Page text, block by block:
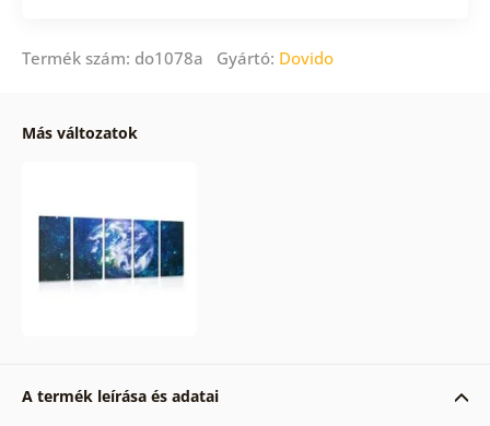
Termék szám: do1078a Gyártó: Dovido
Más változatok
A termék leírása és adatai